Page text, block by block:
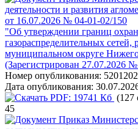
деятельности и развития
от 16.07.2026 № 04-01-02/150
"Об утверждении границ
газораспределительных
муниципальном округе
(Зарегистрирован 27.07.2026
Номер опубликования:
Дата опубликования:
PDF: 19741 Кб (127
45
Приказ